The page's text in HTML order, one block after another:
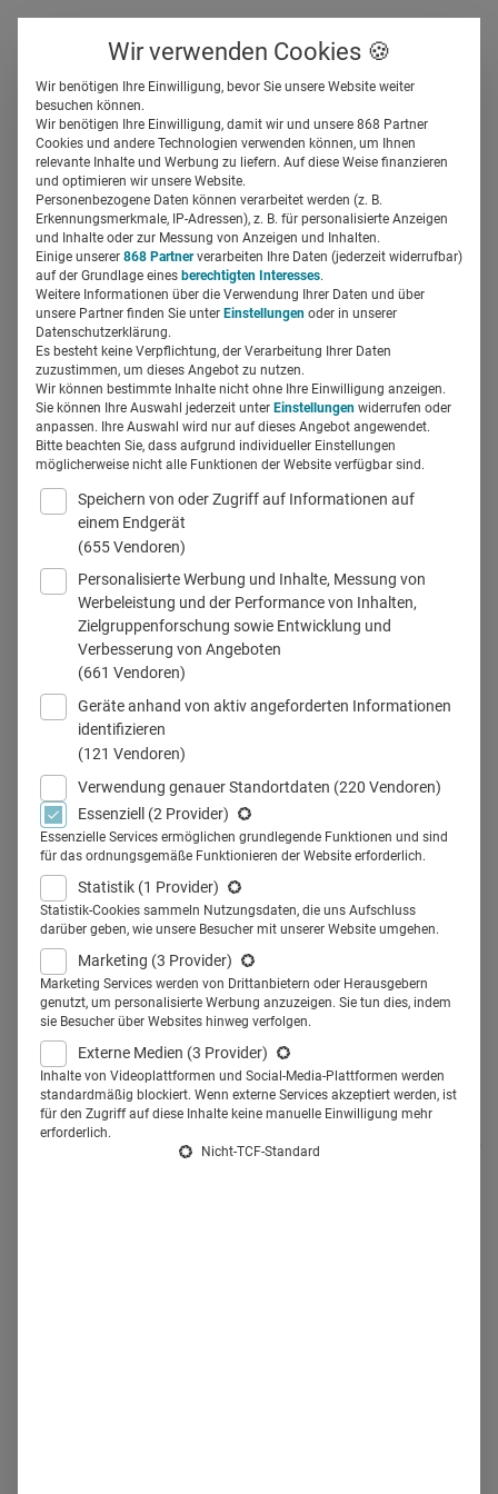
Gespeicherte Beiträge
Suchfeld
Suchen
Social Media im CRM –
Twitter zielgerichtet
einsetzen!
Regine Marxen21.11.20161 Min Lesezeit
Teilen
Twitter führt im Healthcare
Marketing ein Nischendasein.
Dabei kann dieser Nachrichten-
Kanal gerade wegen seiner
kompakten Form ein sinnvolles
Element in der strategischen
Kommunikation von
Unternehmen sein.
ie Healthcare Marketeers den Social Media-Dienst Twitter
Wir verwenden Cookies 🍪
Wir benötigen Ihre Einwilligung, bevor Sie unsere Website weiter
besuchen können.
Wir benötigen Ihre Einwilligung, damit wir und unsere 868 Partner
Cookies und andere Technologien verwenden können, um Ihnen
relevante Inhalte und Werbung zu liefern. Auf diese Weise finanzieren
und optimieren wir unsere Website.
Personenbezogene Daten können verarbeitet werden (z. B.
Erkennungsmerkmale, IP-Adressen), z. B. für personalisierte Anzeigen
und Inhalte oder zur Messung von Anzeigen und Inhalten.
Einige unserer 868 Partnerverarbeiten Ihre Daten (jederzeit widerrufbar)
auf der Grundlage eines berechtigten Interesses.
Weitere Informationen über die Verwendung Ihrer Daten und über
unsere Partner finden Sie unter Einstellungen oder in unserer
Datenschutzerklärung.
Es besteht keine Verpflichtung, der Verarbeitung Ihrer Daten
zuzustimmen, um dieses Angebot zu nutzen.
Wir können bestimmte Inhalte nicht ohne Ihre Einwilligung anzeigen.
Sie können Ihre Auswahl jederzeit unter Einstellungen widerrufen oder
anpassen. Ihre Auswahl wird nur auf dieses Angebot angewendet.
Bitte beachten Sie, dass aufgrund individueller Einstellungen
möglicherweise nicht alle Funktionen der Website verfügbar sind.
Speichern von oder Zugriff auf Informationen auf
einem Endgerät
(655 Vendoren)
Personalisierte Werbung und Inhalte, Messung von
Werbeleistung und der Performance von Inhalten,
Zielgruppenforschung sowie Entwicklung und
Verbesserung von Angeboten
(661 Vendoren)
Geräte anhand von aktiv angeforderten Informationen
identifizieren
(121 Vendoren)
Verwendung genauer Standortdaten (220 Vendoren)
Essenziell
(2 Provider)
Essenzielle Services ermöglichen grundlegende Funktionen und sind
für das ordnungsgemäße Funktionieren der Website erforderlich.
Statistik (1 Provider)
Statistik-Cookies sammeln Nutzungsdaten, die uns Aufschluss
darüber geben, wie unsere Besucher mit unserer Website umgehen.
Marketing (3 Provider)
Marketing Services werden von Drittanbietern oder Herausgebern
genutzt, um personalisierte Werbung anzuzeigen. Sie tun dies, indem
sie Besucher über Websites hinweg verfolgen.
Externe Medien (3 Provider)
Inhalte von Videoplattformen und Social-Media-Plattformen werden
standardmäßig blockiert. Wenn externe Services akzeptiert werden, ist
für den Zugriff auf diese Inhalte keine manuelle Einwilligung mehr
erforderlich.
Nicht-TCF-Standard